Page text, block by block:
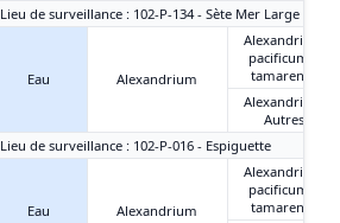
Lieu de surveillance : 102-P-134 - Sète Mer Large
Eau Alexandrium
Alexandrium
pacificum +
tamarense
Alexandrium
Autres
Lieu de surveillance : 102-P-016 - Espiguette
Eau Alexandrium
Alexandrium
pacificum +
tamarense